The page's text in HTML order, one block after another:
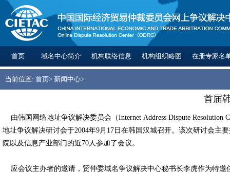
首页 域名中心简介 机构联络信息 机构组织略图 在册专家名
当前位置: 首页> 新闻中心>
首届
由韩国网络地址争议解决委员会（Internet Address Dispute Resolution
地址争议解决研讨会于2004年9月17日在韩国汉城召开。该次研讨会
院以及信息产业部门的近70人参加了会议。
应会议主办者的邀请，贸仲委域名争议解决中心秘书长李虎作为特邀